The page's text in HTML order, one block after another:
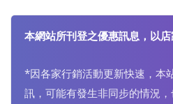
本網站所刊登之優惠訊息，以
*因各家行銷活動更新快速，本
訊，可能有發生非同步的情況